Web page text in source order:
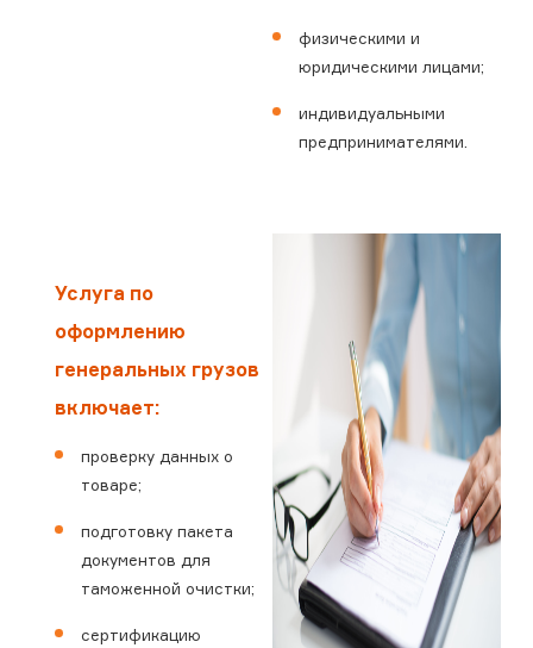
физическими и
юридическими лицами;
индивидуальными
предпринимателями.
Услуга по
оформлению
генеральных грузов
включает:
проверку данных о
товаре;
подготовку пакета
документов для
таможенной очистки;
сертификацию